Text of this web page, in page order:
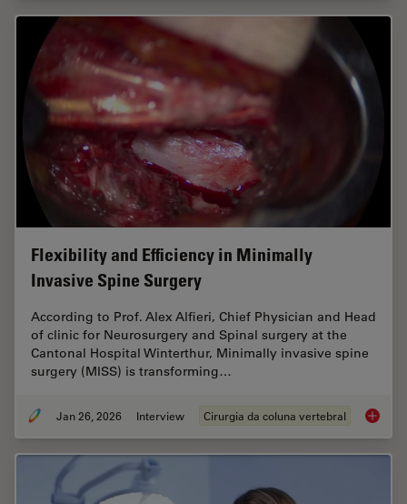
Flexibility and Efficiency in Minimally
Invasive Spine Surgery
According to Prof. Alex Alfieri, Chief Physician and Head
of clinic for Neurosurgery and Spinal surgery at the
Cantonal Hospital Winterthur, Minimally invasive spine
surgery (MISS) is transforming…
Jan 26, 2026 Interview Cirurgia da coluna vertebral